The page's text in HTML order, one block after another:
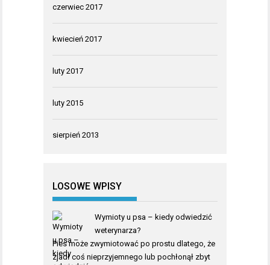
czerwiec 2017
kwiecień 2017
luty 2017
luty 2015
sierpień 2013
LOSOWE WPISY
Wymioty u psa – kiedy odwiedzić
weterynarza?
Pies może zwymiotować po prostu dlatego, że
zjadł coś nieprzyjemnego lub pochłonął zbyt